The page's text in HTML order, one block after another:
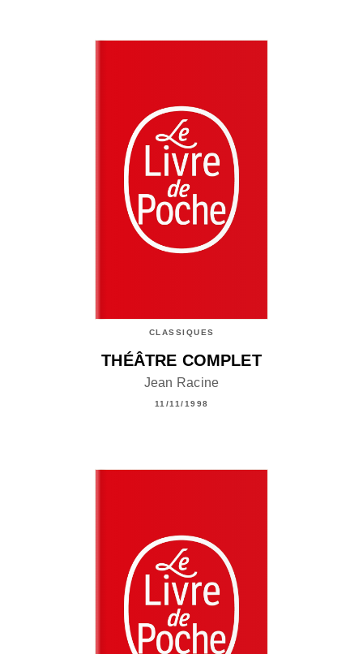
CLASSIQUES
THÉÂTRE COMPLET
Jean Racine
11/11/1998